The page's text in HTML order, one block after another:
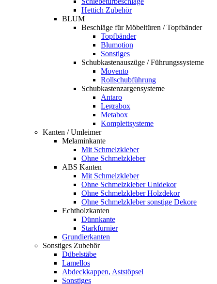
Hettich Zubehör
BLUM
Beschläge für Möbeltüren / Topfbänder
Topfbänder
Blumotion
Sonstiges
Schubkastenauszüge / Führungssysteme
Movento
Rollschubführung
Schubkastenzargensysteme
Antaro
Legrabox
Metabox
Komplettsysteme
Kanten / Umleimer
Melaminkante
Mit Schmelzkleber
Ohne Schmelzkleber
ABS Kanten
Mit Schmelzkleber
Ohne Schmelzkleber Unidekor
Ohne Schmelzkleber Holzdekor
Ohne Schmelzkleber sonstige Dekore
Echtholzkanten
Dünnkante
Starkfurnier
Grundierkanten
Sonstiges Zubehör
Dübelstäbe
Lamellos
Abdeckkappen, Aststöpsel
Sonstiges